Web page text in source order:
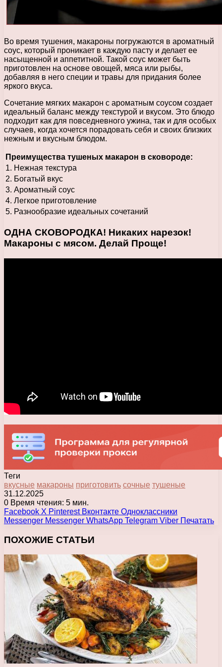
Во время тушения, макароны погружаются в ароматный
соус, который проникает в каждую пасту и делает ее
насыщенной и аппетитной. Такой соус может быть
приготовлен на основе овощей, мяса или рыбы,
добавляя в него специи и травы для придания более
яркого вкуса.
Сочетание мягких макарон с ароматным соусом создает
идеальный баланс между текстурой и вкусом. Это блюдо
подходит как для повседневного ужина, так и для особых
случаев, когда хочется порадовать себя и своих близких
нежным и вкусным блюдом.
Преимущества тушеных макарон в сковороде:
1. Нежная текстура
2. Богатый вкус
3. Ароматный соус
4. Легкое приготовление
5. Разнообразие идеальных сочетаний
ОДНА СКОВОРОДКА! Никаких нарезок!
Макароны с мясом. Делай Проще!
Теги
вкусные макароны приготовить сочные тушеные
31.12.2025
0 Время чтения: 5 мин.
Facebook X Pinterest Вконтакте Одноклассники
Messenger Messenger WhatsApp Telegram Viber Печатать
ПОХОЖИЕ СТАТЬИ